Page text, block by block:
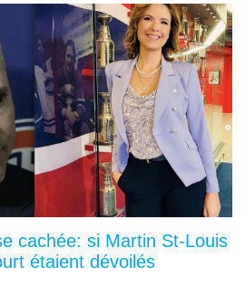
cachée: si Martin St-Louis
étaient dévoilés